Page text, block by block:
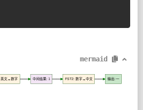
mermaid
英文→数字 中间结果: 1 FST2: 数字→中文 输出: 一